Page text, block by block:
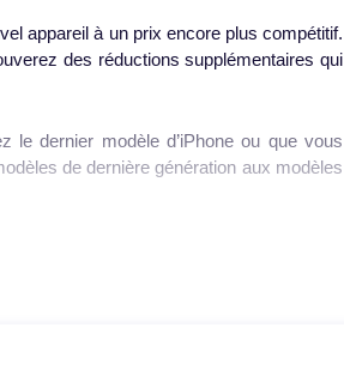
appareil à un prix encore plus compétitif.
des réductions supplémentaires qui
dernier modèle d’iPhone ou que vous
de dernière génération aux modèles